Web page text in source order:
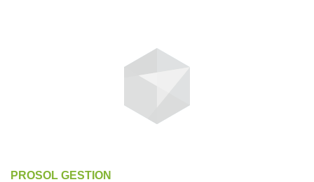
PROSOL GESTION